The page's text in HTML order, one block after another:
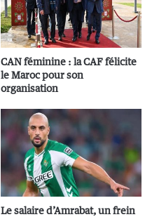
CAN féminine : la CAF félicite
le Maroc pour son
organisation
Le salaire d’Amrabat, un frein